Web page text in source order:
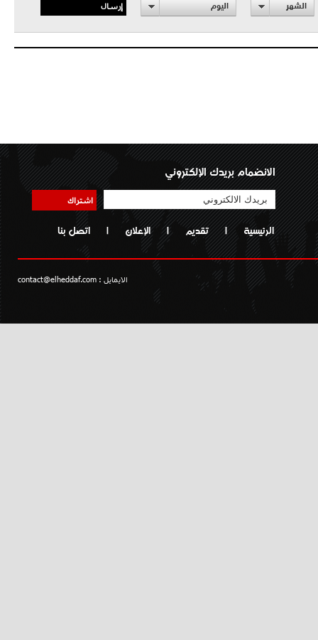
الشهر اليوم إرسال
الانضمام بريدك الإلكتروني
اشتراك
الرئيسية | تقديم | الإعلان | اتصل بنا
الايمايل : contact@elheddaf.com